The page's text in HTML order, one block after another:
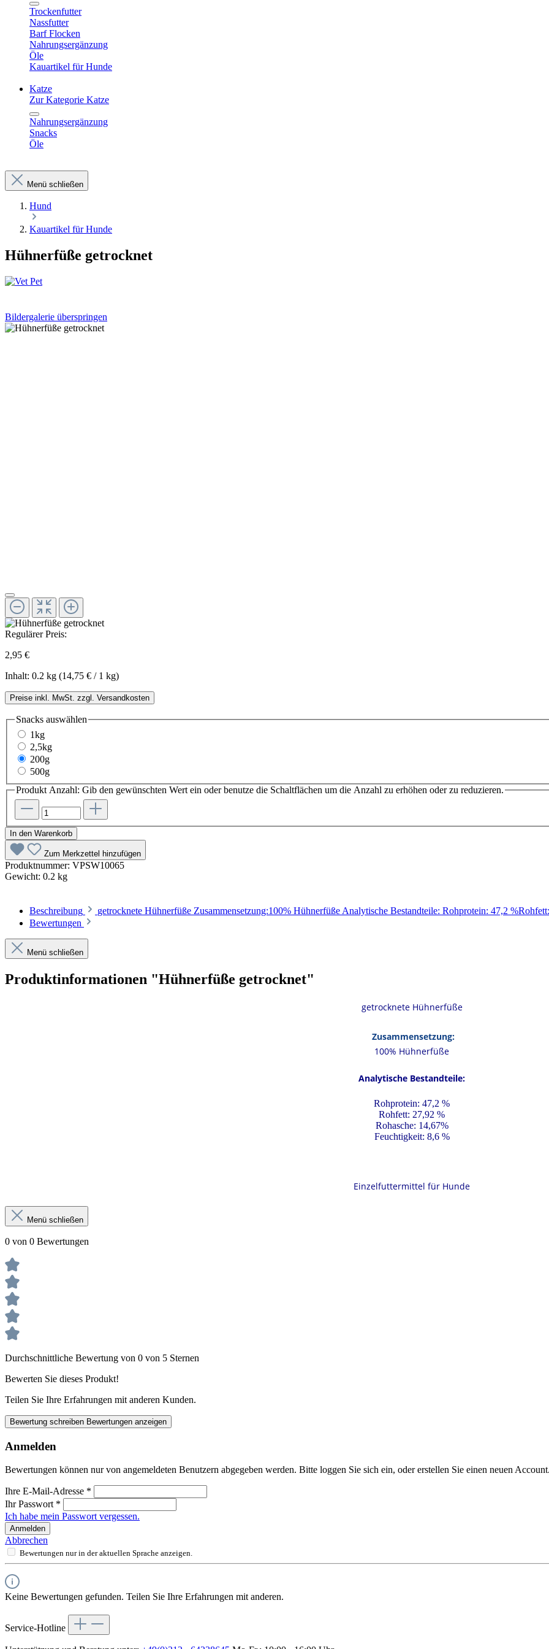
Trockenfutter
Nassfutter
Barf Flocken
Nahrungsergänzung
Öle
Kauartikel für Hunde
Katze
Zur Kategorie Katze
Nahrungsergänzung
Snacks
Öle
Menü schließen
Hund
Kauartikel für Hunde
Hühnerfüße getrocknet
Bildergalerie überspringen
Regulärer Preis:
2,95 €
Inhalt: 0.2 kg (14,75 € / 1 kg)
Preise inkl. MwSt. zzgl. Versandkosten
Snacks auswählen
1kg
2,5kg
200g
500g
Produkt Anzahl: Gib den gewünschten Wert ein oder benutze die Schaltflächen um die Anzahl zu erhöhen oder zu reduzieren.
In den Warenkorb
Zum Merkzettel hinzufügen
Produktnummer: VPSW10065
Gewicht: 0.2 kg
Beschreibung getrocknete Hühnerfüße Zusammensetzung:100% Hühnerfüße Analytische Bestandteile: Rohprotein: 47,2
Bewertungen
Menü schließen
Produktinformationen "Hühnerfüße getrocknet"
getrocknete Hühnerfüße
Zusammensetzung:
100% Hühnerfüße
Analytische Bestandteile:
Rohprotein: 47,2 %
Rohfett: 27,92 %
Rohasche: 14,67%
Feuchtigkeit: 8,6 %
Einzelfuttermittel für Hunde
Menü schließen
0 von 0 Bewertungen
Durchschnittliche Bewertung von 0 von 5 Sternen
Bewerten Sie dieses Produkt!
Teilen Sie Ihre Erfahrungen mit anderen Kunden.
Bewertung schreiben Bewertungen anzeigen
Anmelden
Bewertungen können nur von angemeldeten Benutzern abgegeben werden. Bitte loggen Sie sich ein, oder erstellen Sie einen neuen Account.
Ihre E-Mail-Adresse *
Ihr Passwort *
Ich habe mein Passwort vergessen.
Anmelden
Abbrechen
Bewertungen nur in der aktuellen Sprache anzeigen.
Keine Bewertungen gefunden. Teilen Sie Ihre Erfahrungen mit anderen.
Service-Hotline